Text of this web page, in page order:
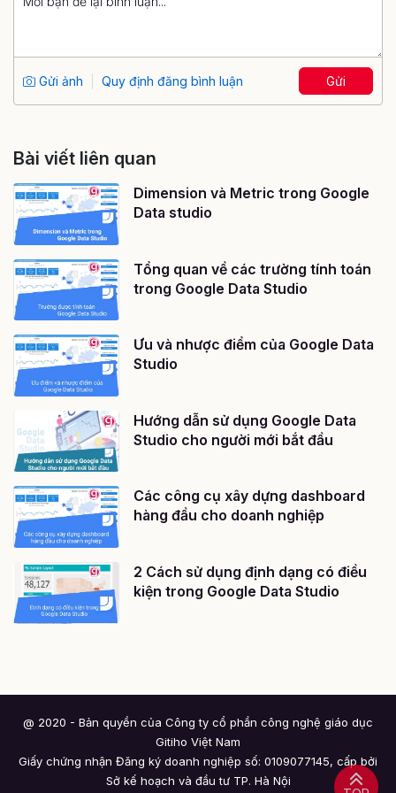
Gửi ảnh Quy định đăng bình luận Gửi
Bài viết liên quan
Dimension và Metric trong Google
Data studio
Tổng quan về các trường tính toán
trong Google Data Studio
Ưu và nhược điểm của Google Data
Studio
Hướng dẫn sử dụng Google Data
Studio cho người mới bắt đầu
Các công cụ xây dựng dashboard
hàng đầu cho doanh nghiệp
2 Cách sử dụng định dạng có điều
kiện trong Google Data Studio
@ 2020 - Bản quyền của Công ty cổ phần công nghệ giáo dục
Gitiho Việt Nam
Giấy chứng nhận Đăng ký doanh nghiệp số: 0109077145, cấp bởi
Sở kế hoạch và đầu tư TP. Hà Nội